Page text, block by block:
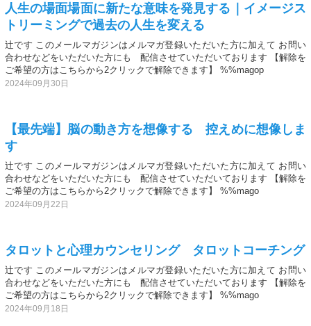
人生の場面場面に新たな意味を発見する｜イメージス
トリーミングで過去の人生を変える
辻です このメールマガジンはメルマガ登録いただいた方に加えて お問い
合わせなどをいただいた方にも 配信させていただいております 【解除を
ご希望の方はこちらから2クリックで解除できます】 %%magop
2024年09月30日
【最先端】脳の動き方を想像する 控えめに想像しま
す
辻です このメールマガジンはメルマガ登録いただいた方に加えて お問い
合わせなどをいただいた方にも 配信させていただいております 【解除を
ご希望の方はこちらから2クリックで解除できます】 %%mago
2024年09月22日
タロットと心理カウンセリング タロットコーチング
辻です このメールマガジンはメルマガ登録いただいた方に加えて お問い
合わせなどをいただいた方にも 配信させていただいております 【解除を
ご希望の方はこちらから2クリックで解除できます】 %%mago
2024年09月18日